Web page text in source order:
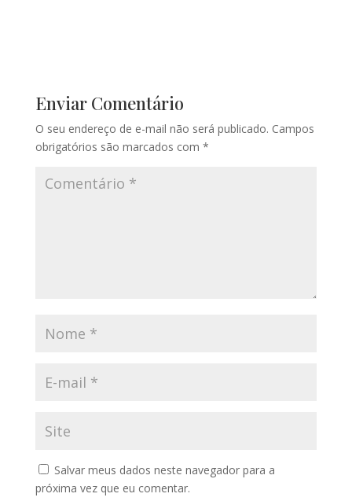
Enviar Comentário
O seu endereço de e-mail não será publicado. Campos
obrigatórios são marcados com *
Salvar meus dados neste navegador para a
próxima vez que eu comentar.